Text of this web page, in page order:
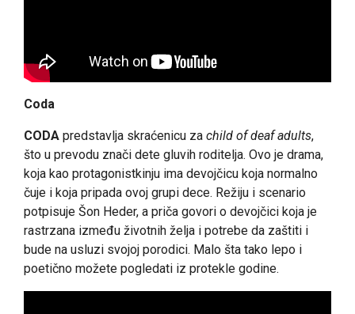
Coda
CODA predstavlja skraćenicu za child of deaf adults,
što u prevodu znači dete gluvih roditelja. Ovo je drama,
koja kao protagonistkinju ima devojčicu koja normalno
čuje i koja pripada ovoj grupi dece. Režiju i scenario
potpisuje Šon Heder, a priča govori o devojčici koja je
rastrzana između životnih želja i potrebe da zaštiti i
bude na usluzi svojoj porodici. Malo šta tako lepo i
poetično možete pogledati iz protekle godine.